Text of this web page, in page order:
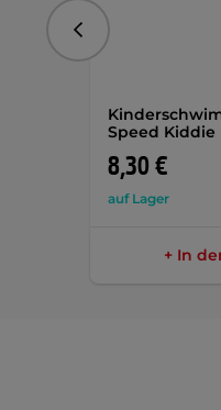
Speed Kiddie
8,30 €
auf Lager
+ In
vorhergehend